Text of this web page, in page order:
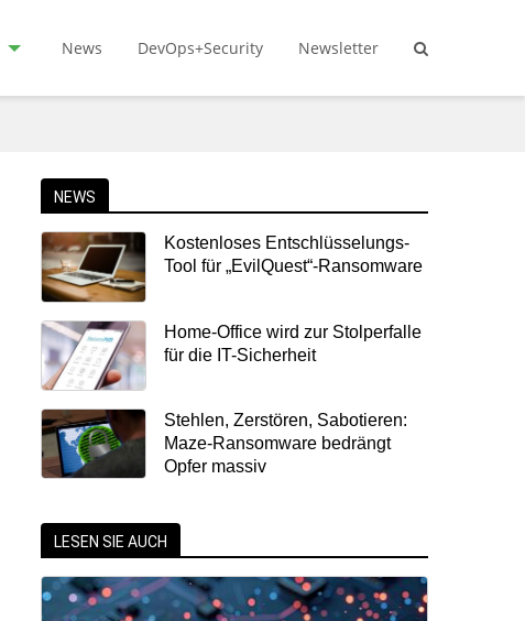
News DevOps+Security Newsletter
NEWS
Kostenloses Entschlüsselungs-
Tool für „EvilQuest“-Ransomware
Home-Office wird zur Stolperfalle
für die IT-Sicherheit
Stehlen, Zerstören, Sabotieren:
Maze-Ransomware bedrängt
Opfer massiv
LESEN SIE AUCH